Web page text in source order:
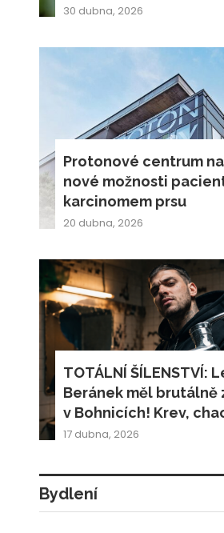
30 dubna, 2026
Protonové centrum
nové možnosti
karcinomem prsu
20 dubna, 2026
TOTÁLNÍ ŠÍLENSTVÍ:
Beránek měl brutálně
v Bohnicích! Krev,
17 dubna, 2026
Bydlení